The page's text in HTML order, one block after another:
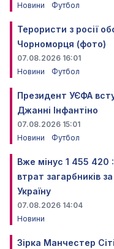
Новини
Футбол
Терористи з росії
Чорноморця (фото)
07.08.2026 16:01
Новини
Футбол
Президент УЄФА
Джанні Інфантіно
07.08.2026 15:01
Новини
Футбол
Вже мінус 1 455 420
втрат загарбників
Україну
07.08.2026 14:04
Новини
Зірка Манчестер